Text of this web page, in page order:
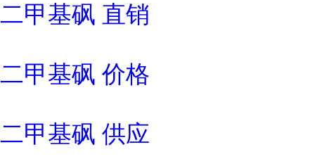
二甲基砜 直销
二甲基砜 价格
二甲基砜 供应